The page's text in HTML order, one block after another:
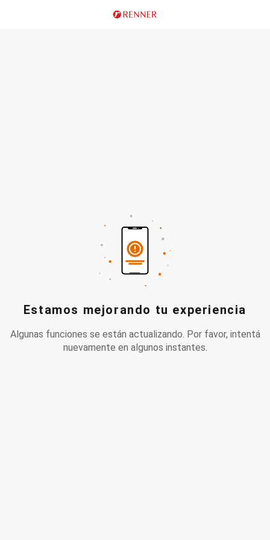
Estamos mejorando tu experiencia
Algunas funciones se están actualizando. Por favor, intentá
nuevamente en algunos instantes.